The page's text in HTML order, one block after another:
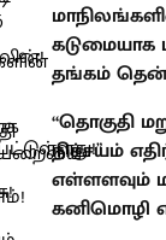
கடுமையாக
தங்கம்
“தொகுதி
நிச்சயம்
எள்ளளவும்
கனிமொழி